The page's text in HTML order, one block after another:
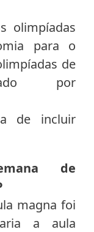
olimpíadas
para o
de
por
de incluir
de
magna foi
a aula